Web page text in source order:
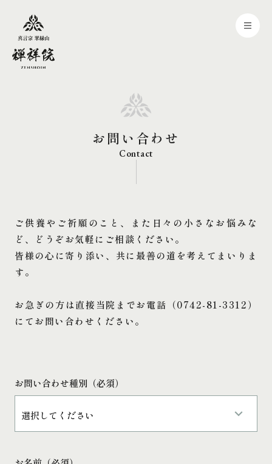
お問い合わせ
Contact
ご供養やご祈願のこと、また日々の小さなお悩みな
ど、どうぞお気軽にご相談ください。
皆様の心に寄り添い、共に最善の道を考えてまいりま
す。
お急ぎの方は直接当院までお電話（0742-81-3312）
にてお問い合わせください。
お問い合わせ種別（必須）
keyboard_arrow_down